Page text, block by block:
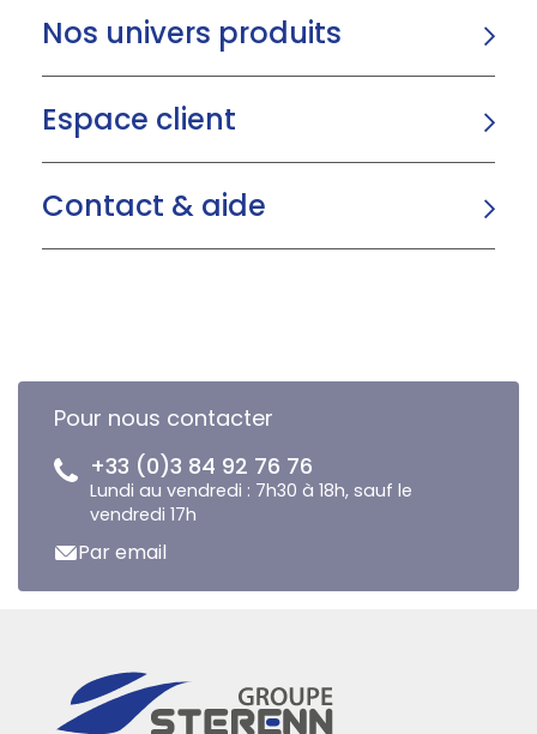
Nos univers produits
Espace client
Contact & aide
Pour nous contacter
+33 (0)3 84 92 76 76
Lundi au vendredi : 7h30 à 18h, sauf le
vendredi 17h
Par email